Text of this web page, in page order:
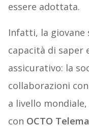
essere adottata.
Infatti, la giovane
capacità di saper
assicurativo: la
collaborazioni
a livello
con OCTO